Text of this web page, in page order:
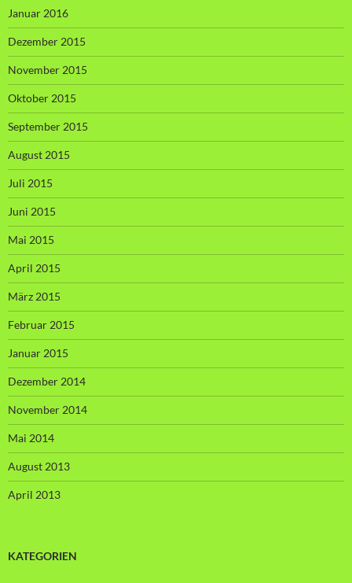
Januar 2016
Dezember 2015
November 2015
Oktober 2015
September 2015
August 2015
Juli 2015
Juni 2015
Mai 2015
April 2015
März 2015
Februar 2015
Januar 2015
Dezember 2014
November 2014
Mai 2014
August 2013
April 2013
KATEGORIEN